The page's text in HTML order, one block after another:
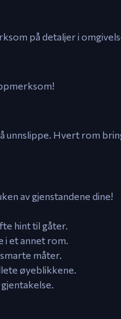
på detaljer i
unnslippe. Hvert rom
av gjenstandene dine!
hint til gåter.
i et annet rom.
måter.
øyeblikkene.